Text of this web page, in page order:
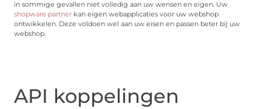
in sommige gevallen niet volledig aan uw wensen en eigen. Uw
shopware partner kan eigen webapplicaties voor uw webshop
ontwikkelen. Deze voldoen wel aan uw eisen en passen beter bij uw
webshop.
API koppelingen